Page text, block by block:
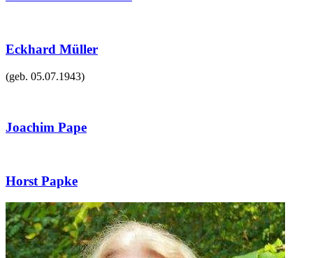
Eckhard Müller
(geb. 05.07.1943)
Joachim Pape
Horst Papke